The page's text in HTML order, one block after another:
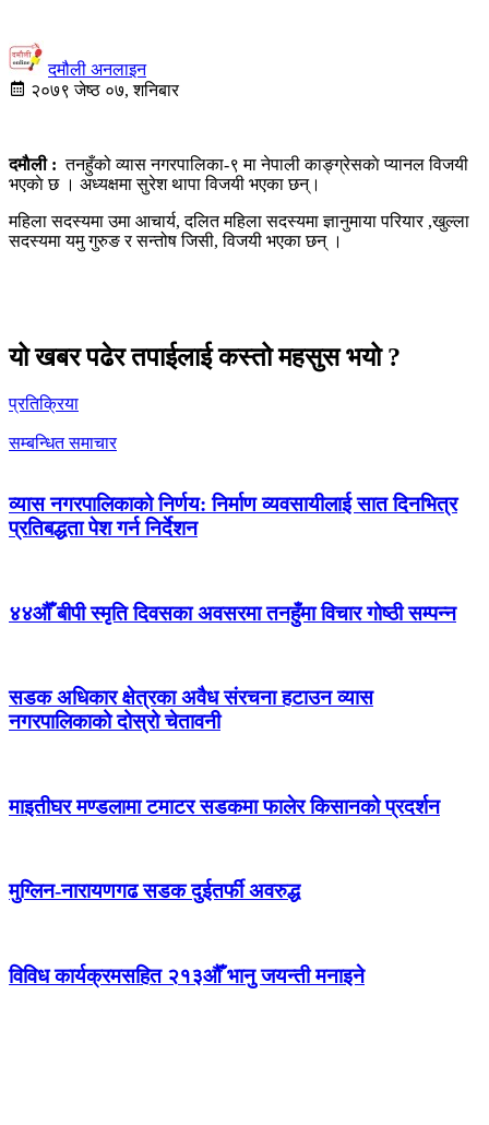
दमौली अनलाइन
२०७९ जेष्ठ ०७, शनिबार
दमाैली :तनहुँको व्यास नगरपालिका-९ मा नेपाली काङ्ग्रेसकाे प्यानल विजयी
भएकाे छ । अध्यक्षमा सुरेश थापा विजयी भएका छन्।
महिला सदस्यमा उमा आचार्य, दलित महिला सदस्यमा ज्ञानुमाया परियार ,खुल्ला
सदस्यमा यमु गुरुङ र सन्तोष जिसी, विजयी भएका छन् ।
यो खबर पढेर तपाईलाई कस्तो महसुस भयो ?
प्रतिक्रिया
सम्बन्धित समाचार
व्यास नगरपालिकाको निर्णय: निर्माण व्यवसायीलाई सात दिनभित्र
प्रतिबद्धता पेश गर्न निर्देशन
४४औँ बीपी स्मृति दिवसका अवसरमा तनहुँमा विचार गोष्ठी सम्पन्न
सडक अधिकार क्षेत्रका अवैध संरचना हटाउन व्यास
नगरपालिकाको दोस्रो चेतावनी
माइतीघर मण्डलामा टमाटर सडकमा फालेर किसानको प्रदर्शन
मुग्लिन-नारायणगढ सडक दुईतर्फी अवरुद्ध
विविध कार्यक्रमसहित २१३औँ भानु जयन्ती मनाइने